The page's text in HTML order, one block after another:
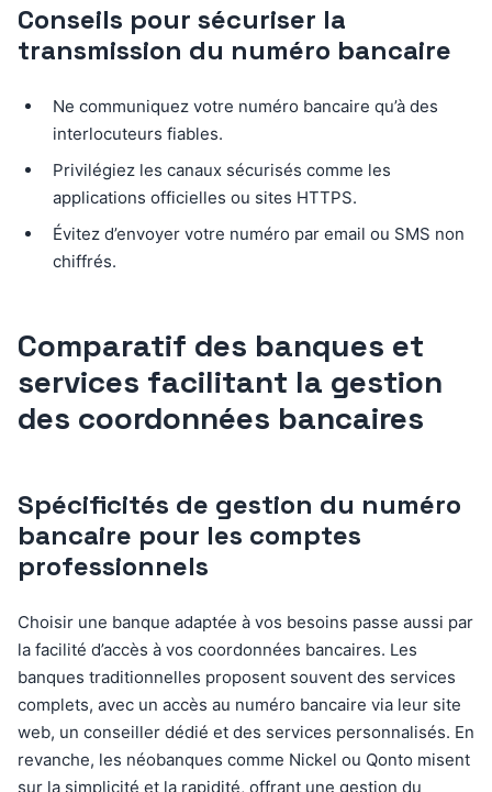
Conseils pour sécuriser la
transmission du numéro bancaire
Ne communiquez votre numéro bancaire qu’à des
interlocuteurs fiables.
Privilégiez les canaux sécurisés comme les
applications officielles ou sites HTTPS.
Évitez d’envoyer votre numéro par email ou SMS non
chiffrés.
Comparatif des banques et
services facilitant la gestion
des coordonnées bancaires
Spécificités de gestion du numéro
bancaire pour les comptes
professionnels
Choisir une banque adaptée à vos besoins passe aussi par
la facilité d’accès à vos coordonnées bancaires. Les
banques traditionnelles proposent souvent des services
complets, avec un accès au numéro bancaire via leur site
web, un conseiller dédié et des services personnalisés. En
revanche, les néobanques comme Nickel ou Qonto misent
sur la simplicité et la rapidité, offrant une gestion du